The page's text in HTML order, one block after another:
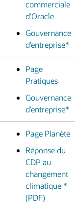
commerciale
d'Oracle
Gouvernance
d’entreprise*
Page
Pratiques
Gouvernance
d’entreprise*
Page Planète
Réponse du
CDP au
changement
climatique *
(PDF)